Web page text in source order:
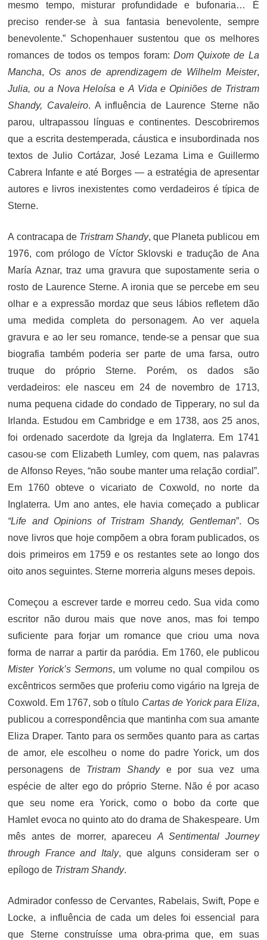
mesmo tempo, misturar profundidade e bufonaria… É
preciso render-se à sua fantasia benevolente, sempre
benevolente.” Schopenhauer sustentou que os melhores
romances de todos os tempos foram: Dom Quixote de La
Mancha, Os anos de aprendizagem de Wilhelm Meister,
Julia, ou a Nova Heloísa e A Vida e Opiniões de Tristram
Shandy, Cavaleiro. A influência de Laurence Sterne não
parou, ultrapassou línguas e continentes. Descobriremos
que a escrita destemperada, cáustica e insubordinada nos
textos de Julio Cortázar, José Lezama Lima e Guillermo
Cabrera Infante e até Borges — a estratégia de apresentar
autores e livros inexistentes como verdadeiros é típica de
Sterne.
A contracapa de Tristram Shandy, que Planeta publicou em
1976, com prólogo de Víctor Sklovski e tradução de Ana
María Aznar, traz uma gravura que supostamente seria o
rosto de Laurence Sterne. A ironia que se percebe em seu
olhar e a expressão mordaz que seus lábios refletem dão
uma medida completa do personagem. Ao ver aquela
gravura e ao ler seu romance, tende-se a pensar que sua
biografia também poderia ser parte de uma farsa, outro
truque do próprio Sterne. Porém, os dados são
verdadeiros: ele nasceu em 24 de novembro de 1713,
numa pequena cidade do condado de Tipperary, no sul da
Irlanda. Estudou em Cambridge e em 1738, aos 25 anos,
foi ordenado sacerdote da Igreja da Inglaterra. Em 1741
casou-se com Elizabeth Lumley, com quem, nas palavras
de Alfonso Reyes, “não soube manter uma relação cordial”.
Em 1760 obteve o vicariato de Coxwold, no norte da
Inglaterra. Um ano antes, ele havia começado a publicar
“Life and Opinions of Tristram Shandy, Gentleman”. Os
nove livros que hoje compõem a obra foram publicados, os
dois primeiros em 1759 e os restantes sete ao longo dos
oito anos seguintes. Sterne morreria alguns meses depois.
Começou a escrever tarde e morreu cedo. Sua vida como
escritor não durou mais que nove anos, mas foi tempo
suficiente para forjar um romance que criou uma nova
forma de narrar a partir da paródia. Em 1760, ele publicou
Mister Yorick’s Sermons, um volume no qual compilou os
excêntricos sermões que proferiu como vigário na Igreja de
Coxwold. Em 1767, sob o título Cartas de Yorick para Eliza,
publicou a correspondência que mantinha com sua amante
Eliza Draper. Tanto para os sermões quanto para as cartas
de amor, ele escolheu o nome do padre Yorick, um dos
personagens de Tristram Shandye por sua vez uma
espécie de alter ego do próprio Sterne. Não é por acaso
que seu nome era Yorick, como o bobo da corte que
Hamlet evoca no quinto ato do drama de Shakespeare. Um
mês antes de morrer, apareceu A Sentimental Journey
through France and Italy, que alguns consideram ser o
epílogo de Tristram Shandy.
Admirador confesso de Cervantes, Rabelais, Swift, Pope e
Locke, a influência de cada um deles foi essencial para
que Sterne construísse uma obra-prima que, em suas